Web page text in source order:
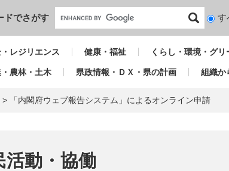
本文へ
ドでさがす
検
対
す
レジリエンス 健康・福祉 くらし・環境・グ
農林・土木 県政情報・ＤＸ・県の計画 組織か
> 「内閣府ウェブ報告システム」によるオンライン申請
活動・協働